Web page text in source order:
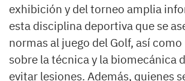
exhibición y del torneo amplia
esta disciplina deportiva que se
normas al juego del Golf, así
sobre la técnica y la biomecánica
evitar lesiones. Además, quienes